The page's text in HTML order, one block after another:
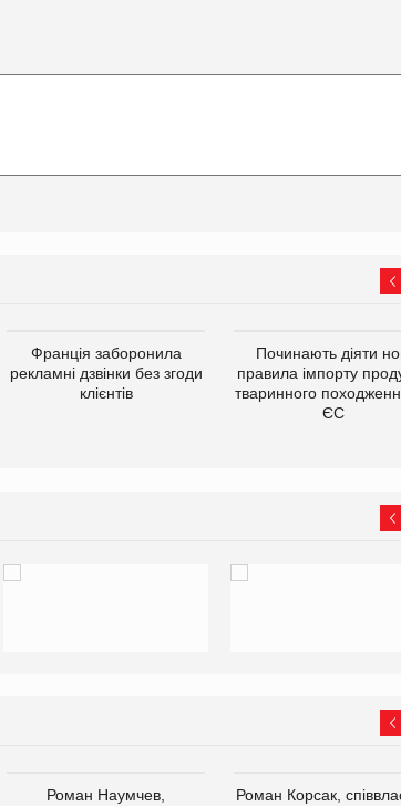
Франція заборонила
рекламні дзвінки без згоди
клієнтів
Починають діяти
правила імпорту
тваринного
ЄС
Роман Наумчев,
Роман Корсак,